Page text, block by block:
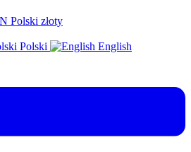
Polski złoty
Polski English